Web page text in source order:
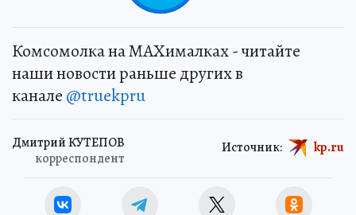
Комсомолка на MAXималках - читайте
наши новости раньше других в
канале @truekpru
Дмитрий КУТЕПОВ
корреспондент
Источник: kp.ru